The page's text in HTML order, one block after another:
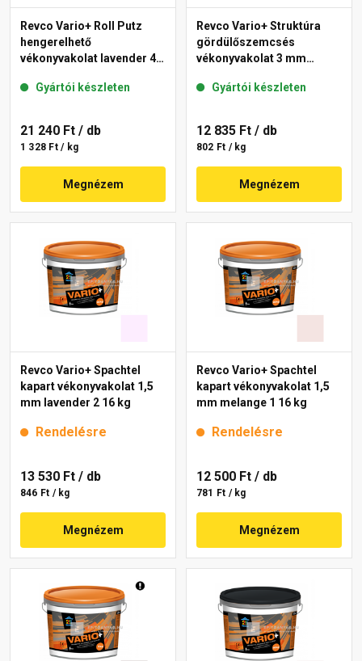
Revco Vario+ Roll Putz
hengerelhető
vékonyvakolat lavender 4
Gyártói készleten
21 240 Ft / db
1 328 Ft / kg
Megnézem
Revco Vario+ Struktúra
gördülőszemcsés
vékonyvakolat 3 mm
Gyártói készleten
12 835 Ft / db
802 Ft / kg
Megnézem
Revco Vario+ Spachtel
kapart vékonyvakolat 1,5
mm lavender 2 16 kg
Rendelésre
13 530 Ft / db
846 Ft / kg
Megnézem
Revco Vario+ Spachtel
kapart vékonyvakolat 1,5
mm melange 1 16 kg
Rendelésre
12 500 Ft / db
781 Ft / kg
Megnézem